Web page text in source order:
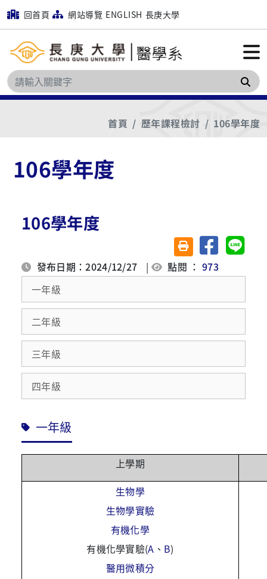
回首頁 網站導覽 ENGLISH 長庚大學
搜
首頁 歷年課程檢討 106學年度
106學年度
106學年度
友善列印(另開視窗)
分享至臉書分享
發布日期：2024/12/27 | 點閱 ：973
一年級
二年級
三年級
四年級
一年級
上學期
生物學
生物學實驗
有機化學
有機化學實驗(A 、 B)
醫用微積分